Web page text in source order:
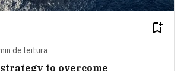
de leitura
to overcome